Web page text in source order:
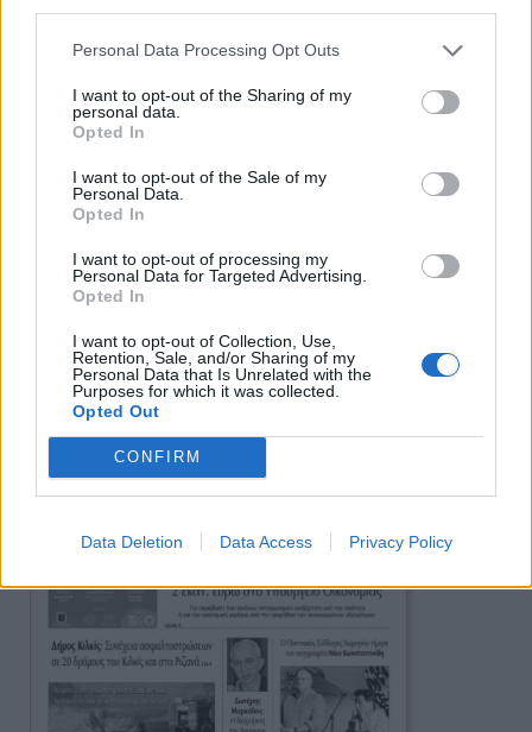
Personal Data Processing Opt Outs
I want to opt-out of the Sharing of my
personal data.
Opted In
I want to opt-out of the Sale of my
Personal Data.
Opted In
I want to opt-out of processing my
Personal Data for Targeted Advertising.
Opted In
I want to opt-out of Collection, Use,
Retention, Sale, and/or Sharing of my
Personal Data that Is Unrelated with the
Purposes for which it was collected.
Opted Out
CONFIRM
Data Deletion Data Access Privacy Policy
Πρωινή 5-8-2026
Ειδήσεις